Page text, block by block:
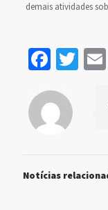
demais atividades
Notícias